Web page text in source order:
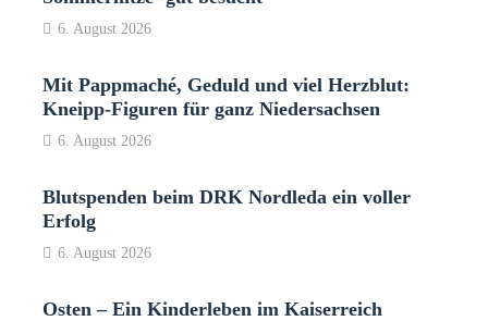
6. August 2026
Mit Pappmaché, Geduld und viel Herzblut:
Kneipp-Figuren für ganz Niedersachsen
6. August 2026
Blutspenden beim DRK Nordleda ein voller
Erfolg
6. August 2026
Osten – Ein Kinderleben im Kaiserreich